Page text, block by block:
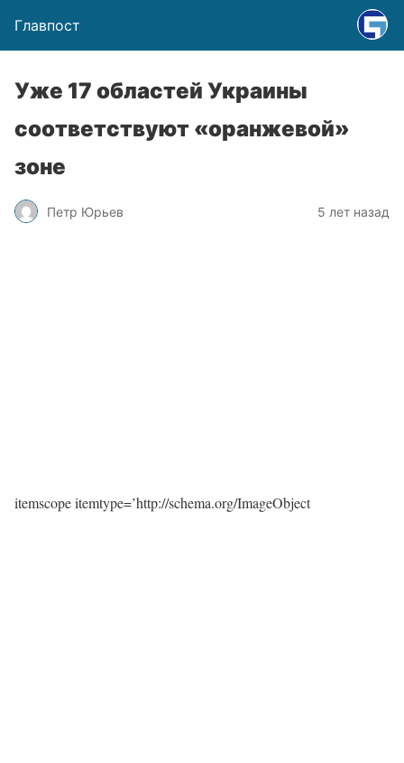
Главпост
Уже 17 областей Украины
соответствуют «оранжевой»
зоне
Петр Юрьев 5 лет назад
itemscope itemtype=’http://schema.org/ImageObject